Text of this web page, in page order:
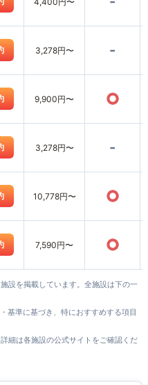
3,278円〜 -
9,900円〜 ○
3,278円〜 -
10,778円〜 ○
7,590円〜 ○
設を掲載しています。全施設は下の一
基準に基づき、特におすすめする項目
細は各施設の公式サイトをご確認くだ